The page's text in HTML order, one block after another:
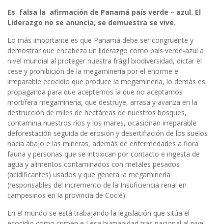
Es falsa la afirmación de Panamá país verde – azul. El
Liderazgo no se anuncia, se demuestra se vive.
Lo más importante es que Panamá debe ser congruente y
demostrar que encabeza un liderazgo como país verde-azul a
nivel mundial al proteger nuestra frágil biodiversidad, dictar el
cese y prohibición de la megaminería por el enorme e
irreparable ecocidio que produce la megaminería, lo demás es
propaganda para que aceptemos la que no aceptamos
mortífera megaminería, que destruye, arrasa y avanza en la
destrucción de miles de hectáreas de nuestros bosques,
contamina nuestros ríos y los mares, ocasionan irreparable
deforestación seguida de erosión y desertifiación de los suelos
hacia abajo e las mineras, además de enfermedades a flora
fauna y personas que se intoxican por contacto e ingesta de
agua y alimentos contaminados con metales pesados
(acidificantes) usados y que genera la megaminería
(responsables del incremento de la Insuficiencia renal en
campesinos en la provincia de Coclé).
En el mundo se está trabajando la legislación que sitúa el